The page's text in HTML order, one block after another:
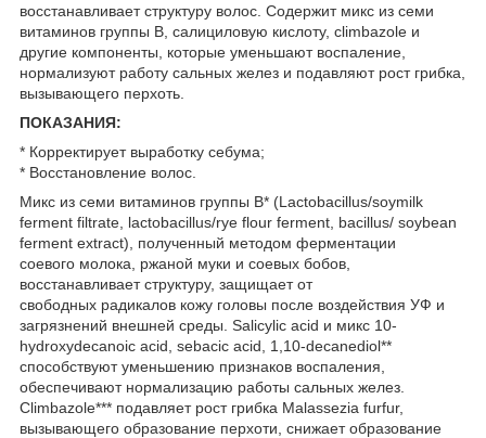
восстанавливает структуру волос. Содержит микс из семи
витаминов группы В, салициловую кислоту, climbazole и
другие компоненты, которые уменьшают воспаление,
нормализуют работу сальных желез и подавляют рост грибка,
вызывающего перхоть.
ПОКАЗАНИЯ:
* Корректирует выработку себума;
* Восстановление волос.
Микс из семи витаминов группы В* (Lactobacillus/soymilk
ferment filtrate, lactobacillus/rye flour ferment, bacillus/ soybean
ferment extract), полученный методом ферментации
соевого молока, ржаной муки и соевых бобов,
восстанавливает структуру, защищает от
свободных радикалов кожу головы после воздействия УФ и
загрязнений внешней среды. Salicylic acid и микс 10-
hydroxydecanoic acid, sebacic acid, 1,10-decanediol**
способствуют уменьшению признаков воспаления,
обеспечивают нормализацию работы сальных желез.
Climbazole*** подавляет рост грибка Malassezia furfur,
вызывающего образование перхоти, снижает образование